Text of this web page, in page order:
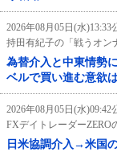
2026年08月05日(水)13:33
持田有紀子の「戦うオン
為替介入と中東情勢
ベルで買い進む意欲
2026年08月05日(水)09:42
FXデイトレーダーZERO
日米協調介入→米国